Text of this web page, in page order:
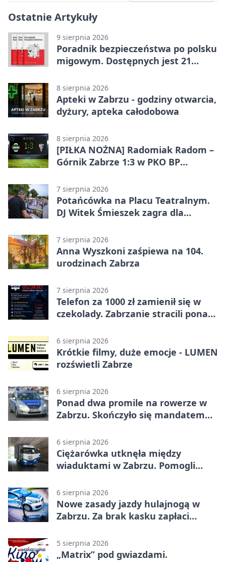
Ostatnie Artykuły
9 sierpnia 2026
Poradnik bezpieczeństwa po polsku
migowym. Dostępnych jest 21
8 sierpnia 2026
Apteki w Zabrzu - godziny otwarcia,
dyżury, apteka całodobowa
8 sierpnia 2026
[PIŁKA NOŻNA] Radomiak Radom –
Górnik Zabrze 1:3 w PKO BP
Federico dał zabrzanom zwycięstwo
7 sierpnia 2026
Potańcówka na Placu Teatralnym.
DJ Witek Śmieszek zagra dla
7 sierpnia 2026
Anna Wyszkoni zaśpiewa na 104.
urodzinach Zabrza
7 sierpnia 2026
Telefon za 1000 zł zamienił się w
czekolady. Zabrzanie stracili ponad
6 sierpnia 2026
Krótkie filmy, duże emocje - LUMEN
rozświetli Zabrze
6 sierpnia 2026
Ponad dwa promile na rowerze w
Zabrzu. Skończyło się mandatem
6 sierpnia 2026
Ciężarówka utknęła między
wiaduktami w Zabrzu. Pomogli
6 sierpnia 2026
Nowe zasady jazdy hulajnogą w
Zabrzu. Za brak kasku zapłaci
5 sierpnia 2026
„Matrix” pod gwiazdami.